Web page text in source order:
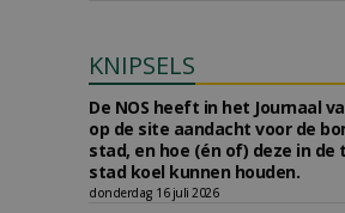
KNIPSELS
De NOS heeft in het Journaal
op de site aandacht voor de
stad, en hoe (én of) deze in
stad koel kunnen houden.
donderdag 16 juli 2026